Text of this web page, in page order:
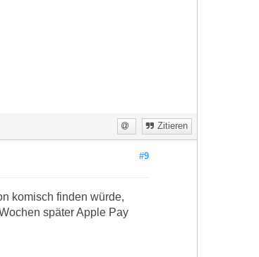
Zitieren
#9
komisch finden würde,
später Apple Pay